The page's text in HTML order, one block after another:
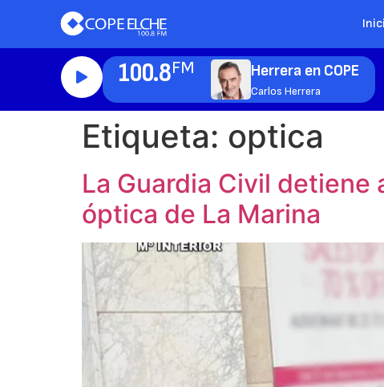
100.8FM Herrera en COPE
Carlos Herrera
Etiqueta: optica
La Guardia Civil detiene
óptica de La Marina